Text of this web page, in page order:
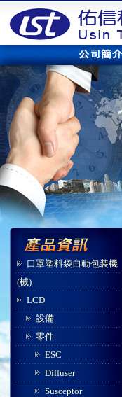
口罩塑料袋自動包装機
(械)
LCD
設備
零件
ESC
Diffuser
Susceptor